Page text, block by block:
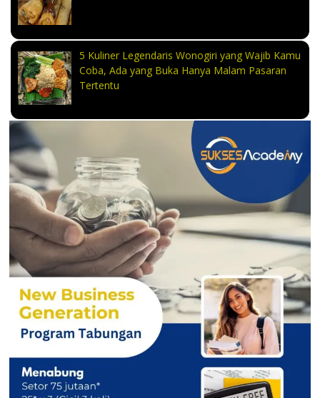
5 Kuliner Legendaris Wonogiri yang Wajib Kamu
Coba, Ada yang Buka Hanya Malam Pasaran
Tertentu